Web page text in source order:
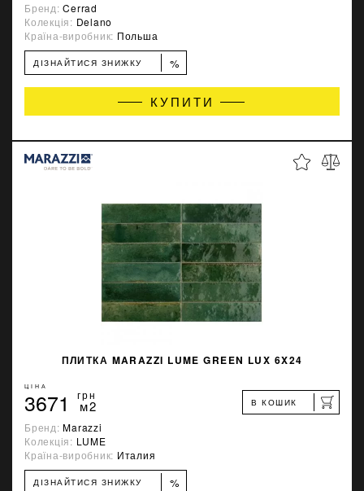
Бренд:Cerrad
Колекція: Delano
Країна-виробник: Польша
ДІЗНАЙТИСЯ ЗНИЖКУ %
КУПИТИ
ПЛИТКА MARAZZI LUME GREEN LUX 6X24
ЦІНА
3671 грн
м2 В КОШИК
Бренд:Marazzi
Колекція: LUME
Країна-виробник: Италия
ДІЗНАЙТИСЯ ЗНИЖКУ %